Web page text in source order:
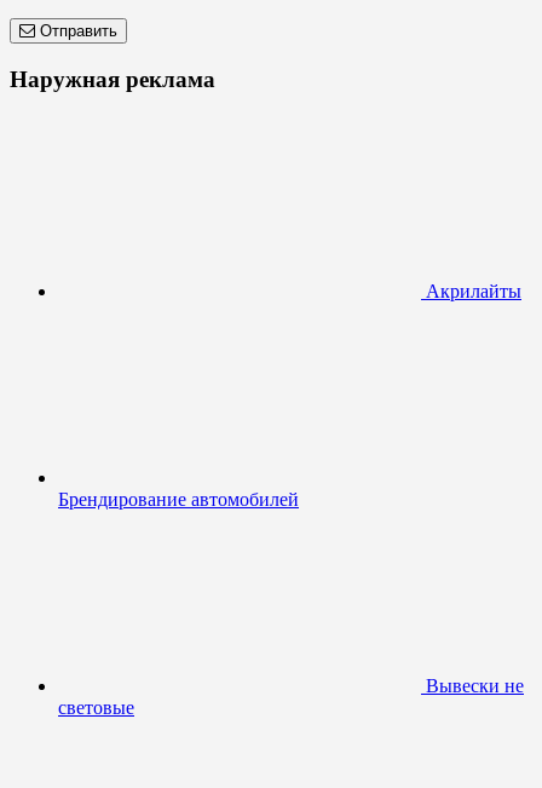
Отправить
Наружная реклама
Акрилайты
Брендирование автомобилей
Вывески не
световые